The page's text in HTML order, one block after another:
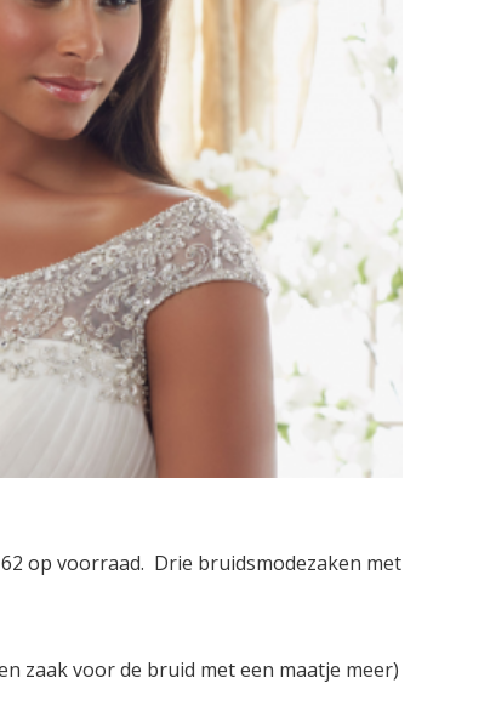
op voorraad. Drie bruidsmodezaken met
zaak voor de bruid met een maatje meer)